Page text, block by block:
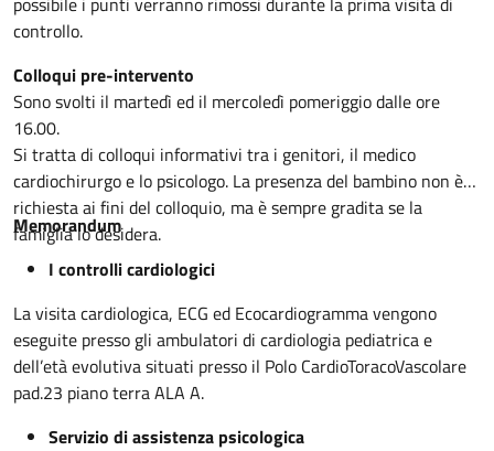
controllo.
Colloqui pre-intervento
Sono svolti il martedì ed il mercoledì pomeriggio dalle ore
16.00.
Si tratta di colloqui informativi tra i genitori, il medico
cardiochirurgo e lo psicologo. La presenza del bambino non è
richiesta ai fini del colloquio, ma è sempre gradita se la
famiglia lo desidera.
Memorandum
I controlli cardiologici
La visita cardiologica, ECG ed Ecocardiogramma vengono
eseguite presso gli ambulatori di cardiologia pediatrica e
dell’età evolutiva situati presso il Polo CardioToracoVascolare
pad.23 piano terra ALA A.
Servizio di assistenza psicologica